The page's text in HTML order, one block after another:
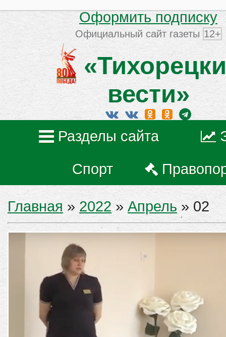
Оформить подписку
Официальный сайт газеты 12+
вести»
Разделы сайта
Спорт
Главная » 2022 » Апрель » 02